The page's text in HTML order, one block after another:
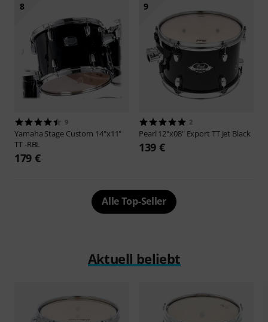
8
9
Yamaha Stage Custom 14"x11"
TT -RBL
179 €
9
2
Pearl 12"x08" Export TT Jet Black
139 €
Alle Top-Seller
Aktuell beliebt